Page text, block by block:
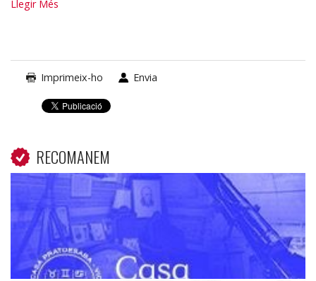
Viatges
Llegir Més
Imprimeix-ho Envia
RECOMANEM